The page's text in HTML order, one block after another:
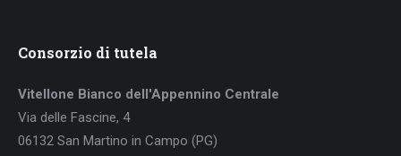
Consorzio di tutela
Vitellone Bianco dell'Appennino Centrale
Via delle Fascine, 4
06132 San Martino in Campo (PG)